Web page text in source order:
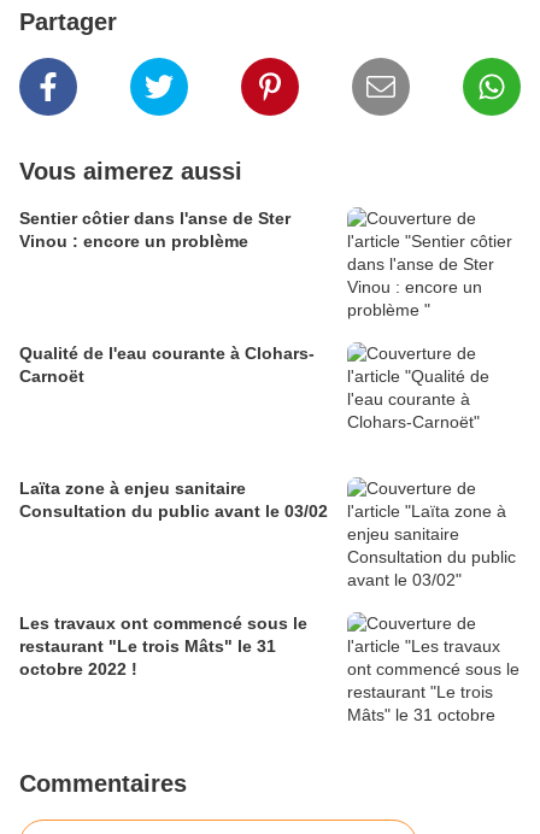
Partager
Vous aimerez aussi
Sentier côtier dans l'anse de Ster
Vinou : encore un problème
Qualité de l'eau courante à Clohars-
Carnoët
Laïta zone à enjeu sanitaire
Consultation du public avant le 03/02
Les travaux ont commencé sous le
restaurant "Le trois Mâts" le 31
octobre 2022 !
Commentaires